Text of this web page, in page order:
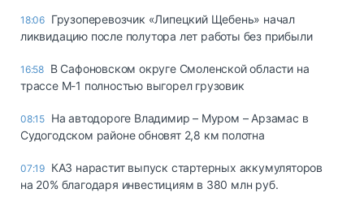
18:06 Грузоперевозчик «Липецкий Щебень» начал
ликвидацию после полутора лет работы без прибыли
16:58 В Сафоновском округе Смоленской области на
трассе М-1 полностью выгорел грузовик
08:15 На автодороге Владимир – Муром – Арзамас в
Судогодском районе обновят 2,8 км полотна
07:19 КАЗ нарастит выпуск стартерных аккумуляторов
на 20% благодаря инвестициям в 380 млн руб.